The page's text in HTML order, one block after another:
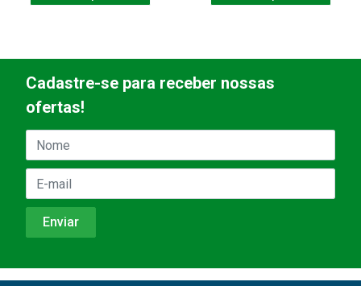
Cadastre-se para receber nossas
ofertas!